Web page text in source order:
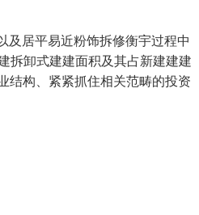
居平易近粉饰拆修衡宇过程中
拆卸式建建面积及其占新建建建
结构、紧紧抓住相关范畴的投资